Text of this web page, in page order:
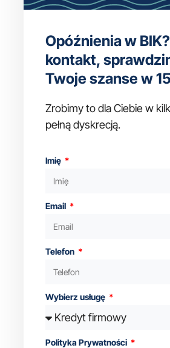
Opóźnienia w
kontakt,
Twoje szanse w
Zrobimy to dla Ciebie w
pełną dyskrecją.
Imię
Email
Telefon
Wybierz usługę
Polityka Prywatności